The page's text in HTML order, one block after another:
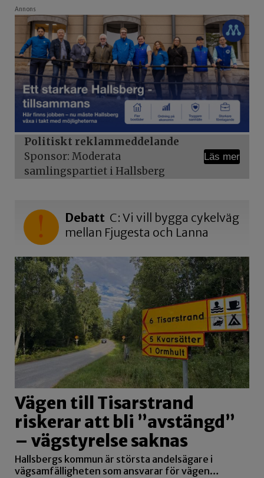
Annons
Politiskt reklammeddelande
Sponsor: Moderata
samlingspartiet i Hallsberg
Läs mer
Debatt C: Vi vill bygga cykelväg
mellan Fjugesta och Lanna
Vägen till Tisarstrand
riskerar att bli ”avstängd”
– vägstyrelse saknas
Hallsbergs kommun är största andelsägare i
vägsamfälligheten som ansvarar för vägen…